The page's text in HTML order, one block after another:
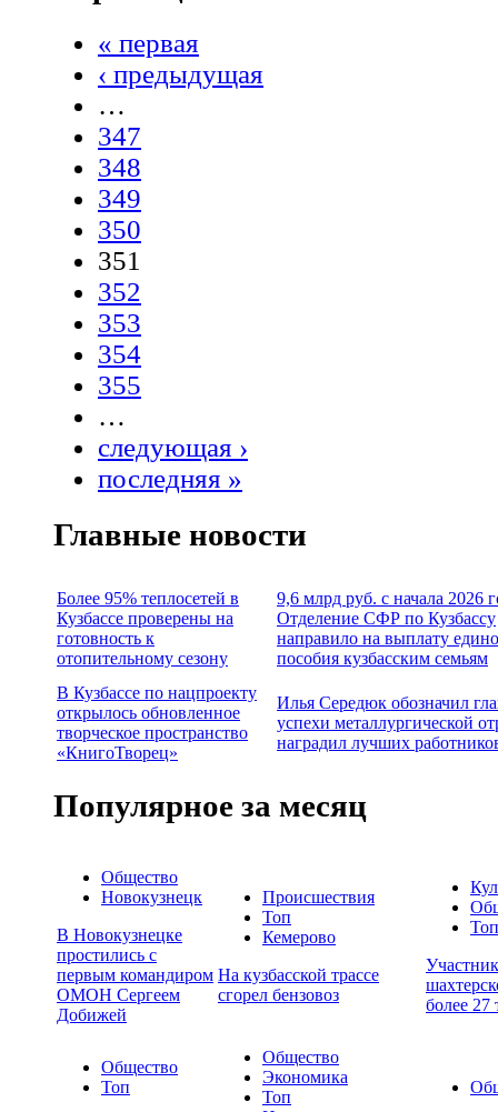
« первая
‹ предыдущая
…
347
348
349
350
351
352
353
354
355
…
следующая ›
последняя »
Главные новости
Более 95% теплосетей в
Кузбассе проверены на
готовность к
отопительному сезону
9,6 млрд руб. с начала 2026
Отделение СФР по Кузбассу
направило на выплату
пособия кузбасским семьям
В Кузбассе по нацпроекту
открылось обновленное
творческое пространство
«КнигоТворец»
Илья Середюк обозначил
успехи металлургической
наградил лучших
Популярное за месяц
Общество
Новокузнецк
В Новокузнецке
простились с
первым командиром
ОМОН Сергеем
Добижей
Происшествия
Топ
Кемерово
На кузбасской трассе
сгорел бензовоз
Топ
более 27
Общество
Топ
Общество
Экономика
Топ